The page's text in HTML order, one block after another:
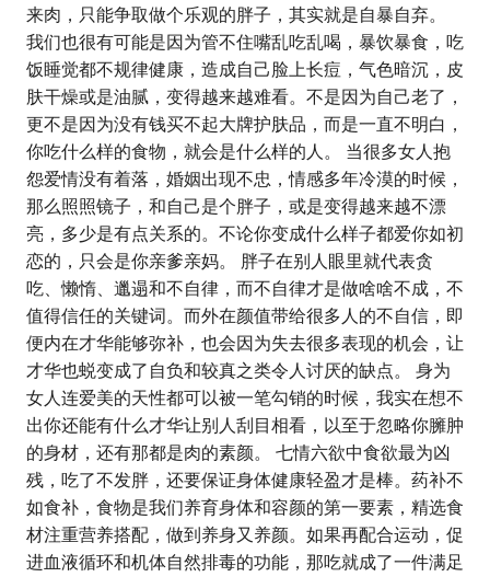
来肉，只能争取做个乐观的胖子，其实就是自暴自弃。
我们也很有可能是因为管不住嘴乱吃乱喝，暴饮暴食，吃
饭睡觉都不规律健康，造成自己脸上长痘，气色暗沉，皮
肤干燥或是油腻，变得越来越难看。不是因为自己老了，
更不是因为没有钱买不起大牌护肤品，而是一直不明白，
你吃什么样的食物，就会是什么样的人。 当很多女人抱
怨爱情没有着落，婚姻出现不忠，情感多年冷漠的时候，
那么照照镜子，和自己是个胖子，或是变得越来越不漂
亮，多少是有点关系的。不论你变成什么样子都爱你如初
恋的，只会是你亲爹亲妈。 胖子在别人眼里就代表贪
吃、懒惰、邋遢和不自律，而不自律才是做啥啥不成，不
值得信任的关键词。而外在颜值带给很多人的不自信，即
便内在才华能够弥补，也会因为失去很多表现的机会，让
才华也蜕变成了自负和较真之类令人讨厌的缺点。 身为
女人连爱美的天性都可以被一笔勾销的时候，我实在想不
出你还能有什么才华让别人刮目相看，以至于忽略你臃肿
的身材，还有那都是肉的素颜。 七情六欲中食欲最为凶
残，吃了不发胖，还要保证身体健康轻盈才是棒。药补不
如食补，食物是我们养育身体和容颜的第一要素，精选食
材注重营养搭配，做到养身又养颜。如果再配合运动，促
进血液循环和机体自然排毒的功能，那吃就成了一件满足